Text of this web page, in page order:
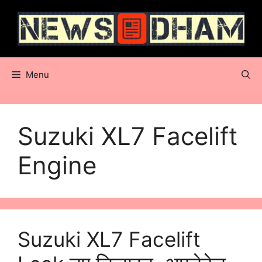
content
Menu
Suzuki XL7 Facelift
Engine
Suzuki XL7 Facelift